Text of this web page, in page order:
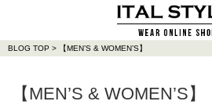
BLOG TOP > 【MEN’S & WOMEN’S】
【MEN’S & WOMEN’S】